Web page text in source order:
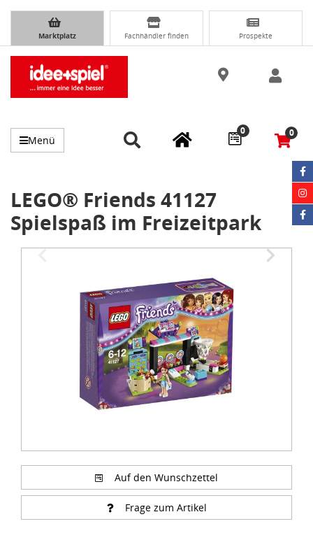
Marktplatz Fachhändler finden Prospekte
Menü
0 0
LEGO® Friends 41127
Spielspaß im Freizeitpark
Auf den Wunschzettel
Frage zum Artikel